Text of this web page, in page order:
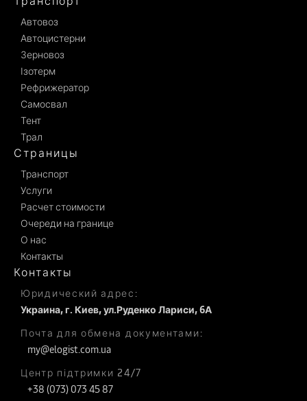
Автовоз
Автоцистерни
Зерновоз
Ізотерм
Рефрижератор
Самосвал
Тент
Трал
Страницы
Транспорт
Услуги
Расчет стоимости
Очереди на границе
О нас
Контакты
Контакты
Юридический адрес:
Украина, г. Киев, ул.Руденко Лариси, 6А
Почта для обмена документами:
my@elogist.com.ua
Центр підтримки 24/7
+38 (073) 073 45 87